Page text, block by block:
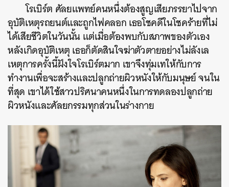
โรเบิร์ต ศัลยแพทย์คนหนึ่งต้องสูญเสียภรรยาไปจาก
อุบัติเหตุรถยนต์และถูกไฟคลอก เธอโชคดีในโชคร้ายที่ไม่
ได้เสียชีวิตในวันนั้น แต่เมื่อต้องพบกับสภาพของตัวเอง
หลังเกิดอุบัติเหตุ เธอก็ตัดสินใจฆ่าตัวตายอย่างไม่ลังเล
เหตุการครั้งนี้ฝังใจโรเบิร์ตมาก เขาจึงทุ่มเทให้กับการ
ทำงานเพื่อจะสร้างและปลูกถ่ายผิวหนังให้กับมนุษย์ จนใน
ที่สุด เขาได้ใช้สาวปริศนาคนหนึ่งในการทดลองปลูกถ่าย
ผิวหนังและศัลยกรรมทุกส่วนในร่างกาย